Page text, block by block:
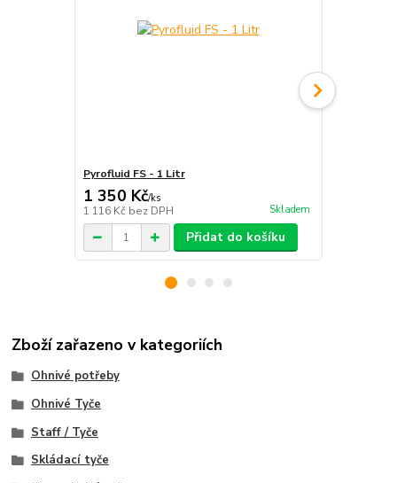
Pyrofluid FS - 1 Litr
1 350 Kč/ks
1 116 Kč bez DPH Skladem
Přidat do košíku
Zboží zařazeno v kategoriích
Ohnivé potřeby
Ohnivé Tyče
Staff / Tyče
Skládací tyče